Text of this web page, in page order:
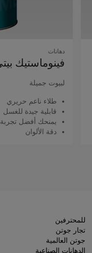
دهانات
فينوماستيك
لبيوت جميلة
طلاء ناعم حريري
قابلية جيدة للغسل
يمنحك أفضل تجربة
دقة الألوان
للمحترفين
تجار جوتن
جوتن العالمية
الدهانات الصناعية